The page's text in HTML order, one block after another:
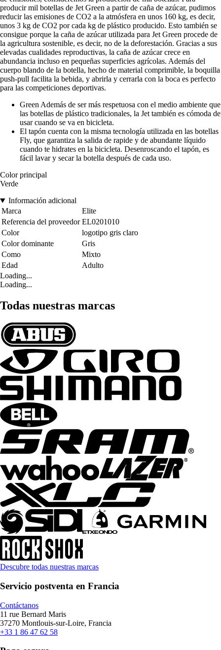
producir mil botellas de Jet Green a partir de caña de azúcar, pudimos
reducir las emisiones de CO2 a la atmósfera en unos 160 kg, es decir,
unos 3 kg de CO2 por cada kg de plástico producido. Esto también se
consigue porque la caña de azúcar utilizada para Jet Green procede de
la agricultura sostenible, es decir, no de la deforestación. Gracias a sus
elevadas cualidades reproductivas, la caña de azúcar crece en
abundancia incluso en pequeñas superficies agrícolas. Además del
cuerpo blando de la botella, hecho de material comprimible, la boquilla
push-pull facilita la bebida, y abrirla y cerrarla con la boca es perfecto
para las competiciones deportivas.
Green Además de ser más respetuosa con el medio ambiente que
las botellas de plástico tradicionales, la Jet también es cómoda de
usar cuando se va en bicicleta.
El tapón cuenta con la misma tecnología utilizada en las botellas
Fly, que garantiza la salida de rapide y de abundante líquido
cuando te hidrates en la bicicleta. Desenroscando el tapón, es
fácil lavar y secar la botella después de cada uso.
Color principal
Verde
Información adicional
Marca
Elite
Referencia del proveedor EL0201010
Color
logotipo gris claro
Color dominante
Gris
Como
Mixto
Edad
Adulto
Loading...
Loading...
Todas nuestras marcas
Descubre todas nuestras marcas
Servicio postventa en Francia
Contáctanos
11 rue Bernard Maris
37270 Montlouis-sur-Loire, Francia
+33 1 86 47 62 58